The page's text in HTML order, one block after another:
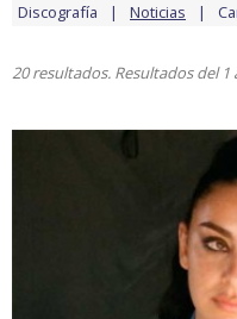
Discografía Noticias
20 resultados. Resultados del 1